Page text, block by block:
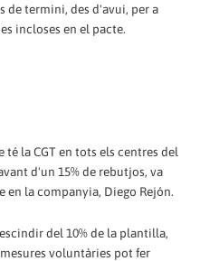
de termini, des d'avui, per a
incloses en el pacte.
la CGT en tots els centres del
d'un 15% de rebutjos, va
en la companyia, Diego Rejón.
del 10% de la plantilla,
voluntàries pot fer